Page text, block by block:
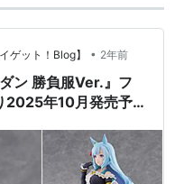
Bride Elect
リアー
Khaled
War Betsy
ゲット！Blog】 • 2年前
ン 勝負服Ver.』フ
2025年10月発売予